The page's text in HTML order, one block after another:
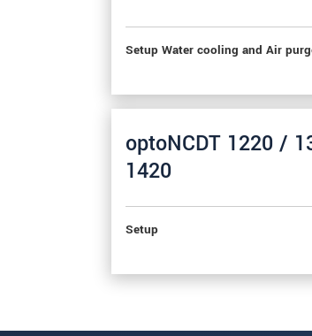
Setup Water cooling and Air
optoNCDT 1220 /
1420
Setup